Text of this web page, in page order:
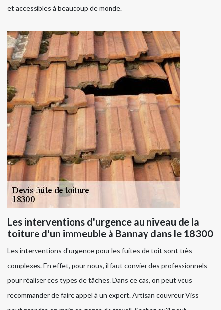
et accessibles à beaucoup de monde.
Les interventions d'urgence au niveau de la
toiture d'un immeuble à Bannay dans le 18300
Les interventions d'urgence pour les fuites de toit sont très
complexes. En effet, pour nous, il faut convier des professionnels
pour réaliser ces types de tâches. Dans ce cas, on peut vous
recommander de faire appel à un expert. Artisan couvreur Viss